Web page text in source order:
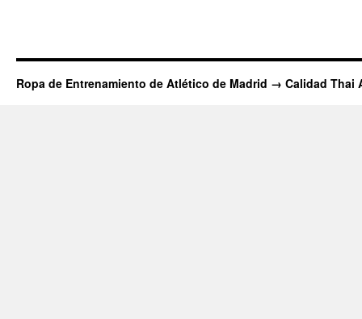
Ropa de Entrenamiento de Atlético de Madrid → Calidad Thai